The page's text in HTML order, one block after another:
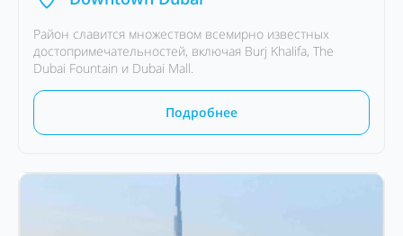
Район славится множеством всемирно известных
достопримечательностей, включая Burj Khalifa, The
Dubai Fountain и Dubai Mall.
Подробнее